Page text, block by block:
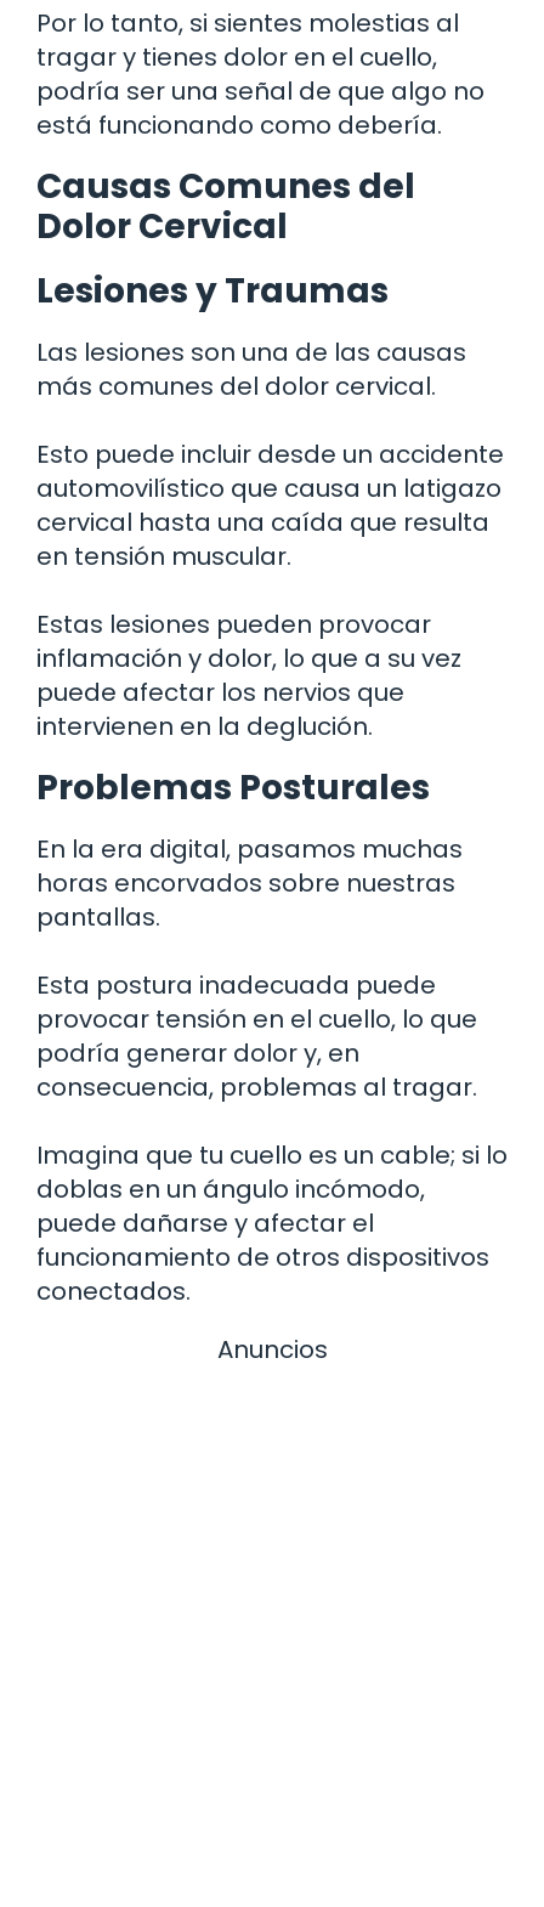
Por lo tanto, si sientes molestias al
tragar y tienes dolor en el cuello,
podría ser una señal de que algo no
está funcionando como debería.
Causas Comunes del
Dolor Cervical
Lesiones y Traumas
Las lesiones son una de las causas
más comunes del dolor cervical.
Esto puede incluir desde un accidente
automovilístico que causa un latigazo
cervical hasta una caída que resulta
en tensión muscular.
Estas lesiones pueden provocar
inflamación y dolor, lo que a su vez
puede afectar los nervios que
intervienen en la deglución.
Problemas Posturales
En la era digital, pasamos muchas
horas encorvados sobre nuestras
pantallas.
Esta postura inadecuada puede
provocar tensión en el cuello, lo que
podría generar dolor y, en
consecuencia, problemas al tragar.
Imagina que tu cuello es un cable; si lo
doblas en un ángulo incómodo,
puede dañarse y afectar el
funcionamiento de otros dispositivos
conectados.
Anuncios